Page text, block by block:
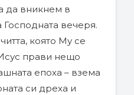
да вникнем в
Господната вечеря.
която Му се
прави нещо
епоха – взема
си дреха и